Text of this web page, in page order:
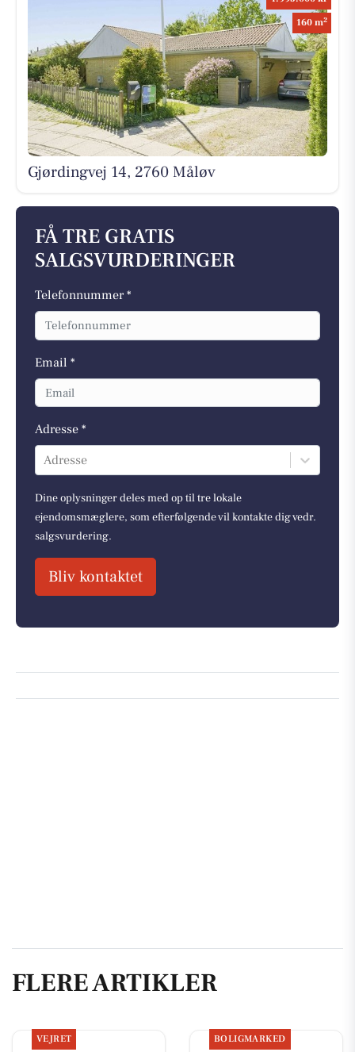
160 m2
Gjørdingvej 14, 2760 Måløv
FÅ TRE GRATIS
SALGSVURDERINGER
Telefonnummer *
Email *
Adresse *
Adresse
Dine oplysninger deles med op til tre lokale
ejendomsmæglere, som efterfølgende vil kontakte dig vedr.
salgsvurdering.
Bliv kontaktet
FLERE ARTIKLER
VEJRET BOLIGMARKED